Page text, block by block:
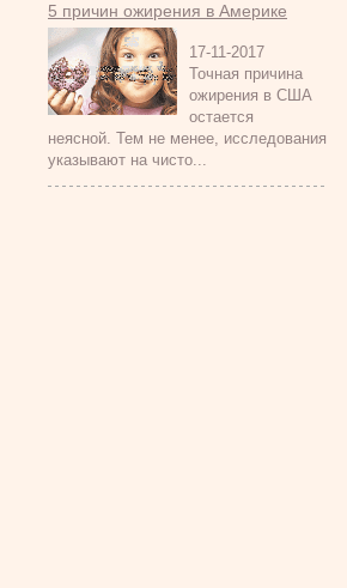
5 причин ожирения в Америке
17-11-2017
Точная причина
ожирения в США
остается
неясной. Тем не менее, исследования
указывают на чисто...